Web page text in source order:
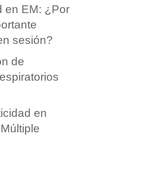
en EM: ¿Por
sesión?
de
en